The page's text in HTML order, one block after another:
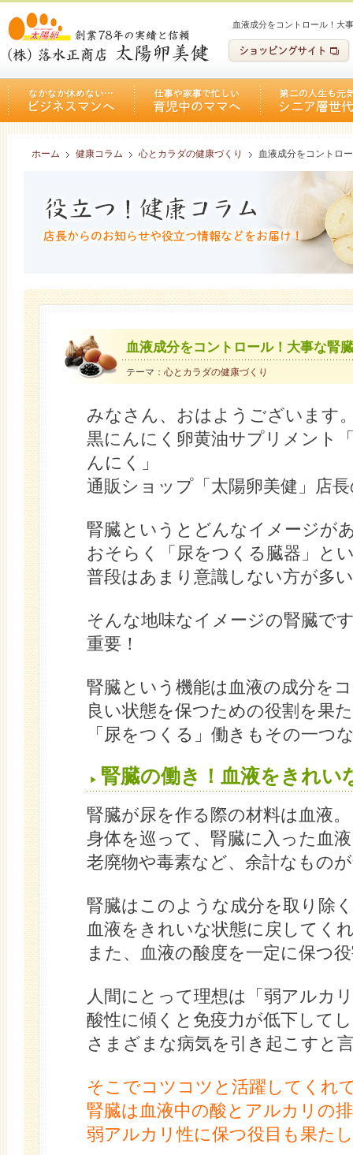
血液成分をコントロール！大
ホーム 健康コラム 心とカラダの健康づくり 血液成分をコントロ
血液成分をコントロール！大事な腎
テーマ： 心とカラダの健康づくり
みなさん、おはようございます
黒にんにく卵黄油サプリメント
んにく」
通販ショップ「太陽卵美健」店
腎臓というとどんなイメージが
おそらく「尿をつくる臓器」と
普段はあまり意識しない方が多
そんな地味なイメージの腎臓で
重要！
腎臓という機能は血液の成分を
良い状態を保つための役割を果
「尿をつくる」働きもその一つ
腎臓の働き！血液をきれ
腎臓が尿を作る際の材料は血液。
身体を巡って、腎臓に入った血
老廃物や毒素など、余計なもの
腎臓はこのような成分を取り除
血液をきれいな状態に戻してく
また、血液の酸度を一定に保つ
人間にとって理想は「弱アルカ
酸性に傾くと免疫力が低下して
さまざまな病気を引き起こすと
そこでコツコツと活躍してくれ
腎臓は血液中の酸とアルカリの
弱アルカリ性に保つ役目も果た